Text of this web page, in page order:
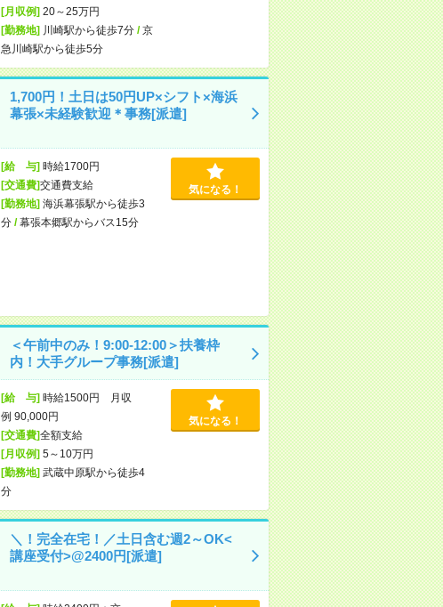
[月収例]20～25万円
[勤務地]川崎駅から徒歩7分/京
急川崎駅から徒歩5分
1,700円！土日は50円UP×シフト×海浜
幕張×未経験歓迎＊事務[派遣]
[給 与]時給1700円
[交通費]交通費支給
[勤務地]海浜幕張駅から徒歩3
分/幕張本郷駅からバス15分
気になる！
＜午前中のみ！9:00-12:00＞扶養枠
内！大手グループ事務[派遣]
[給 与]時給1500円 月収
例 90,000円
[交通費]全額支給
[月収例]5～10万円
[勤務地]武蔵中原駅から徒歩4
分
気になる！
＼！完全在宅！／土日含む週2～OK<
講座受付>@2400円[派遣]